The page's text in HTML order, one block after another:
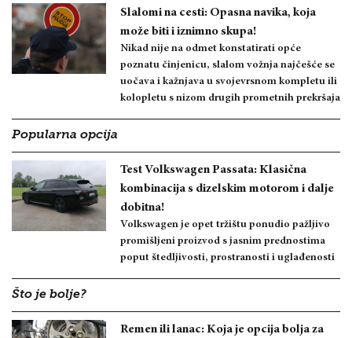
Slalomi na cesti: Opasna navika, koja
može biti i iznimno skupa!
Nikad nije na odmet konstatirati opće
poznatu činjenicu, slalom vožnja najčešće se
uočava i kažnjava u svojevrsnom kompletu ili
kolopletu s nizom drugih prometnih prekršaja
Popularna opcija
Test Volkswagen Passata: Klasična
kombinacija s dizelskim motorom i dalje
dobitna!
Volkswagen je opet tržištu ponudio pažljivo
promišljeni proizvod s jasnim prednostima
poput štedljivosti, prostranosti i uglađenosti
Što je bolje?
Remen ili lanac: Koja je opcija bolja za